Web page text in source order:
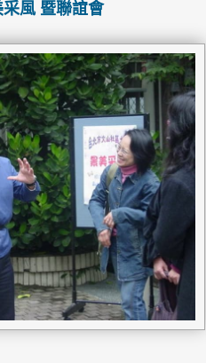
風 暨聯誼會